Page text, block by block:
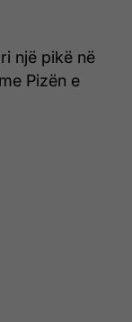
një pikë në
Pizën e